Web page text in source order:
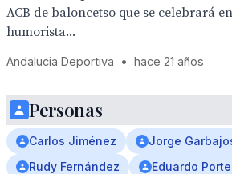
ACB de baloncetso que se celebrará
humorista...
Andalucia Deportiva • hace 21 años
Personas
Carlos Jiménez Jorge
Rudy Fernández
Eduardo